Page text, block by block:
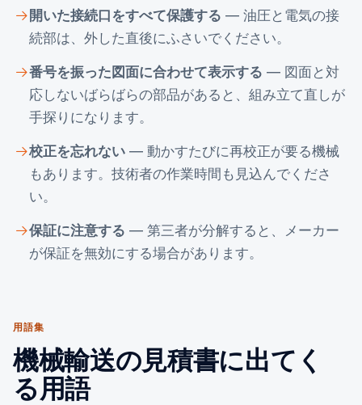
開いた接続口をすべて保護する — 油圧と電気の接
続部は、外した直後にふさいでください。
番号を振った図面に合わせて表示する — 図面と対
応しないばらばらの部品があると、組み立て直しが
手探りになります。
校正を忘れない — 動かすたびに再校正が要る機械
もあります。技術者の作業時間も見込んでくださ
い。
保証に注意する — 第三者が分解すると、メーカー
が保証を無効にする場合があります。
用語集
機械輸送の見積書に出てく
る用語